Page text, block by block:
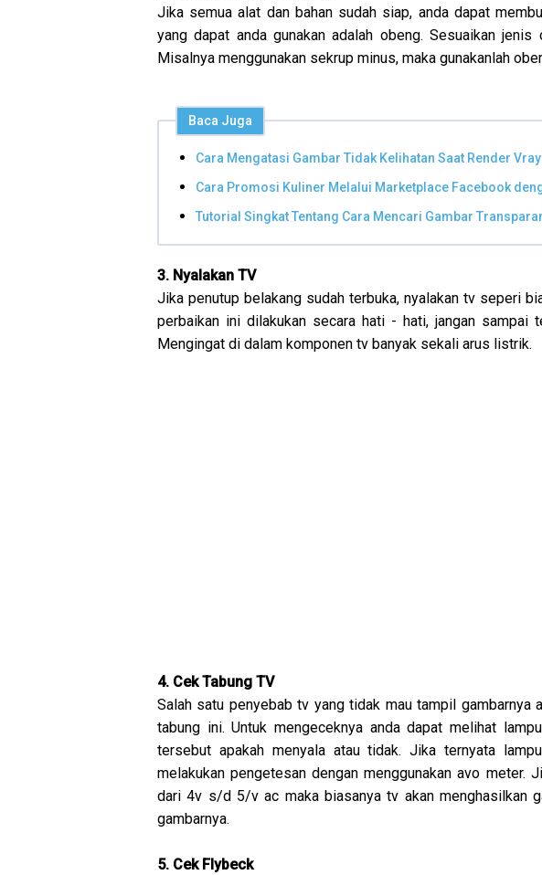
Jika semua alat dan bahan sudah siap, anda dapat
yang dapat anda gunakan adalah obeng. Sesuaikan jenis
Misalnya menggunakan sekrup minus, maka gunakanlah
Baca Juga
Cara Mengatasi Gambar Tidak Kelihatan Saat Render
Cara Promosi Kuliner Melalui Marketplace Facebook
Tutorial Singkat Tentang Cara Mencari Gambar
3. Nyalakan TV
Jika penutup belakang sudah terbuka, nyalakan tv seperi
perbaikan ini dilakukan secara hati - hati, jangan sampai
Mengingat di dalam komponen tv banyak sekali arus listrik.
4. Cek Tabung TV
Salah satu penyebab tv yang tidak mau tampil gambarnya
tabung ini. Untuk mengeceknya anda dapat melihat
tersebut apakah menyala atau tidak. Jika ternyata
melakukan pengetesan dengan menggunakan avo meter.
dari 4v s/d 5/v ac maka biasanya tv akan menghasilkan
gambarnya.
5. Cek Flybeck